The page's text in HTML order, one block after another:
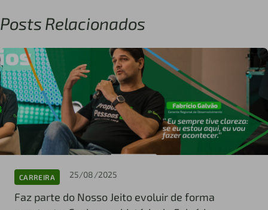
Posts Relacionados
CARREIRA 25/08/2025
Faz parte do Nosso Jeito evoluir de forma